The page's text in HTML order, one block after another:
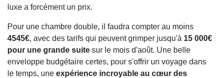
luxe a forcément un prix.
Pour une chambre double, il faudra compter au moins
4545€, avec des tarifs qui peuvent grimper jusqu'à 15 000€
pour une grande suite sur le mois d'août. Une belle
enveloppe budgétaire certes, pour s'offrir un voyage dans
le temps, une expérience incroyable au cœur des